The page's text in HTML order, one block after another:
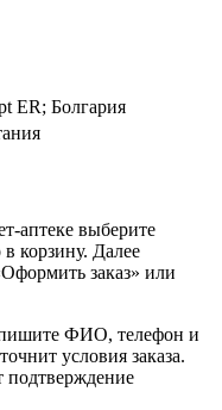
ER; Болгария
аптеке выберите
корзину. Далее
заказ» или
ФИО, телефон и
условия заказа.
подтверждение